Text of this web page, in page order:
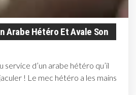
Arabe Hétéro Et Avale Son
service d’un arabe hétéro qu’il
! Le mec hétéro a les mains